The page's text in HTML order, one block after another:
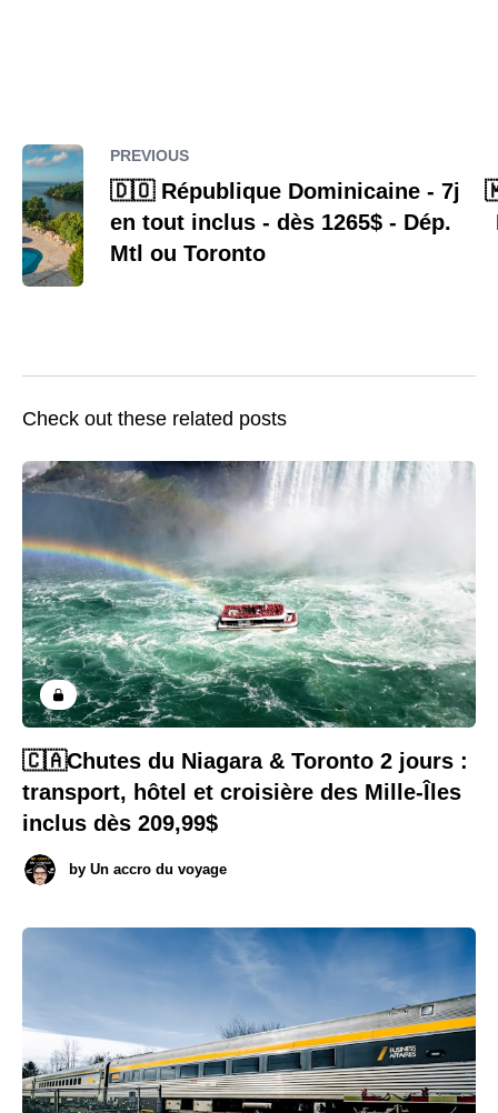
PREVIOUS
🇩🇴 République Dominicaine - 7j
en tout inclus - dès 1265$ - Dép.
Mtl ou Toronto
Check out these related posts
🇨🇦Chutes du Niagara & Toronto 2 jours :
transport, hôtel et croisière des Mille-Îles
inclus dès 209,99$
by Un accro du voyage